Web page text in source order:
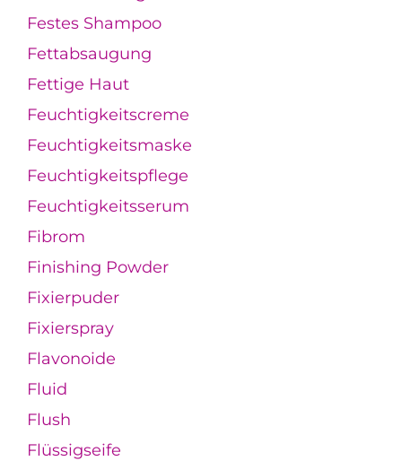
Festes Shampoo
Fettabsaugung
Fettige Haut
Feuchtigkeitscreme
Feuchtigkeitsmaske
Feuchtigkeitspflege
Feuchtigkeitsserum
Fibrom
Finishing Powder
Fixierpuder
Fixierspray
Flavonoide
Fluid
Flush
Flüssigseife